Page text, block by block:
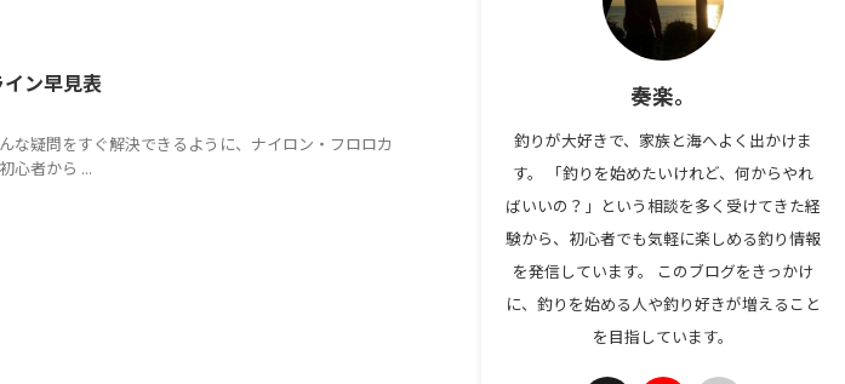
ン早見表
な疑問をすぐ解決できるように、ナイロン・フロロカ
心者から ...
奏楽。
釣りが大好きで、家族と海へよく出かけま
す。 「釣りを始めたいけれど、何からやれ
ばいいの？」という相談を多く受けてきた経
験から、初心者でも気軽に楽しめる釣り情報
を発信しています。 このブログをきっかけ
に、釣りを始める人や釣り好きが増えること
を目指しています。